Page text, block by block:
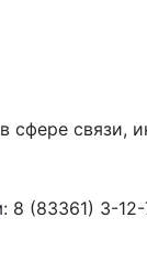
сфере
(83361) 3-